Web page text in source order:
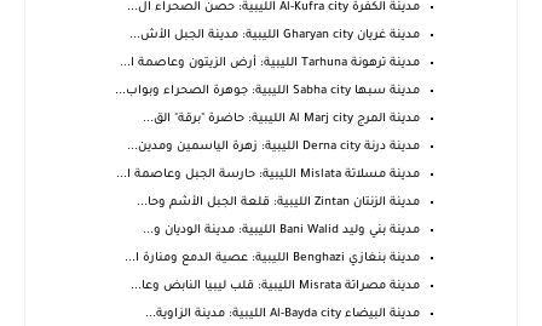
مدينة الكفرة Al-Kufra city الليبية: حصن الصحراء ال...
مدينة غريان Gharyan city الليبية: مدينة الجبل الأش...
مدينة ترهونة Tarhuna الليبية: أرض الزيتون وعاصمة ا...
مدينة سبها Sabha city الليبية: جوهرة الصحراء وبواب...
مدينة المرج Al Marj city الليبية: حاضرة "برقة" الق...
مدينة درنة Derna city الليبية: زهرة الياسمين ومدين...
مدينة مسلاتة Mislata الليبية: حارسة الجبل وعاصمة ا...
مدينة الزنتان Zintan الليبية: قلعة الجبل الأشم وحا...
مدينة بني وليد Bani Walid الليبية: مدينة الوديان و...
مدينة بنغازي Benghazi الليبية: عصية الدمع ومنارة ا...
مدينة مصراتة Misrata الليبية: قلب ليبيا النابض وعا...
مدينة البيضاء Al-Bayda city الليبية: مدينة الزاوية...